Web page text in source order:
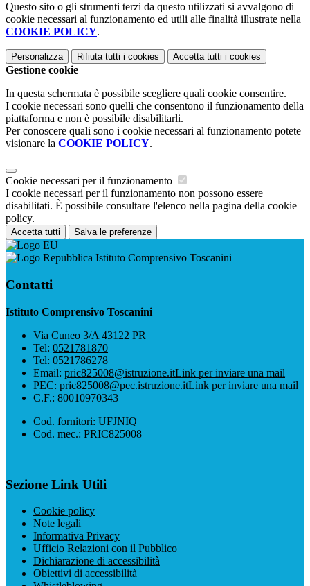
Questo sito o gli strumenti terzi da questo utilizzati si avvalgono di
cookie necessari al funzionamento ed utili alle finalità illustrate nella
COOKIE POLICY.
Personalizza Rifiuta tutti i cookies Accetta tutti i cookies
Gestione cookie
In questa schermata è possibile scegliere quali cookie consentire.
I cookie necessari sono quelli che consentono il funzionamento della
piattaforma e non è possibile disabilitarli.
Per conoscere quali sono i cookie necessari al funzionamento potete
visionare la COOKIE POLICY.
Cookie necessari per il funzionamento
I cookie necessari per il funzionamento non possono essere
disabilitati. È possibile consultare l'elenco nella pagina della cookie
policy.
Accetta tutti Salva le preferenze
Istituto Comprensivo Toscanini
Contatti
Istituto Comprensivo Toscanini
Via Cuneo 3/A 43122 PR
Tel: 0521781870
Tel: 0521786278
Email: pric825008@istruzione.itLink per inviare una mail
PEC: pric825008@pec.istruzione.itLink per inviare una mail
C.F.: 80010970343
Cod. fornitori: UFJNIQ
Cod. mec.: PRIC825008
Sezione Link Utili
Cookie policy
Note legali
Informativa Privacy
Ufficio Relazioni con il Pubblico
Dichiarazione di accessibilità
Obiettivi di accessibilità